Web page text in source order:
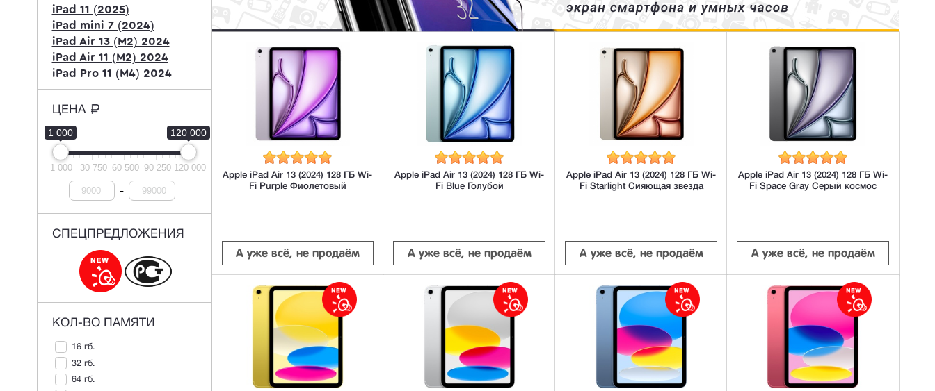
iPad 11 (2025)
iPad mini 7 (2024)
iPad Air 13 (M2) 2024
iPad Air 11 (M2) 2024
iPad Pro 11 (М4) 2024
ЦЕНА
1 000 120 000
1 000 30 750 60 500 90 250 120 000
-
СПЕЦПРЕДЛОЖЕНИЯ
КОЛ-ВО ПАМЯТИ
16 гб.
32 гб.
64 гб.
Apple iPad Air 13 (2024) 128 ГБ Wi-
Fi Purple Фиолетовый
А уже всё, не продаём
Apple iPad Air 13 (2024) 128 ГБ Wi-
Fi Blue Голубой
А уже всё, не продаём
Apple iPad Air 13 (2024) 128 ГБ Wi-
Fi Starlight Сияющая звезда
А уже всё, не продаём
Apple iPad Air 13 (2024) 128 ГБ Wi-
Fi Space Gray Серый космос
А уже всё, не продаём